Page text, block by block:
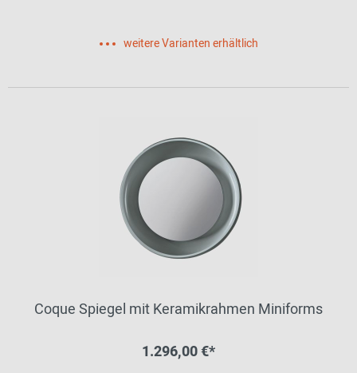
weitere Varianten erhältlich
Coque Spiegel mit Keramikrahmen Miniforms
1.296,00 €*